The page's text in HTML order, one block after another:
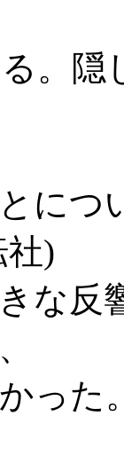
。隠
につ
)
な反
った